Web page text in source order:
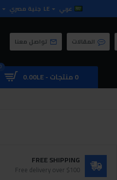
عربي LE جنية مصري
المقالات تواصل معنا
0 منتجات - 0.00LE
FREE SHIPPING
Free delivery over $100